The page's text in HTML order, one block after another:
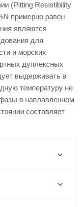
(Pitting Resistibility
примерно равен
являются
для
и морских
дуплексных
выдерживать в
температуру не
в наплавленном
составляет